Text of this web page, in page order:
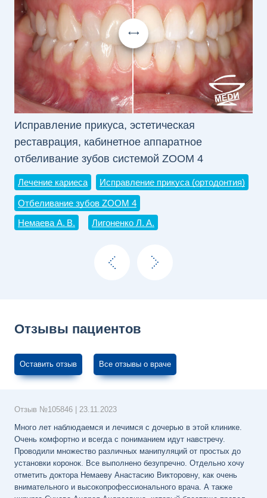
Исправление прикуса, эстетическая
реставрация, кабинетное аппаратное
отбеливание зубов системой ZOOM 4
Лечение кариеса Исправление прикуса (ортодонтия)
Отбеливание зубов ZOOM 4
Немаева А. В.
Лигоненко Л. А.
Отзывы пациентов
Оставить отзыв Все отзывы о враче
Отзыв №105846 | 23.11.2023
Много лет наблюдаемся и лечимся с дочерью в этой клинике.
Очень комфортно и всегда с пониманием идут навстречу.
Проводили множество различных манипуляций от простых до
установки коронок. Все выполнено безупречно. Отдельно хочу
отметить доктора Немаеву Анастасию Викторовну, как очень
внимательного и высокопрофессионального врача. А также